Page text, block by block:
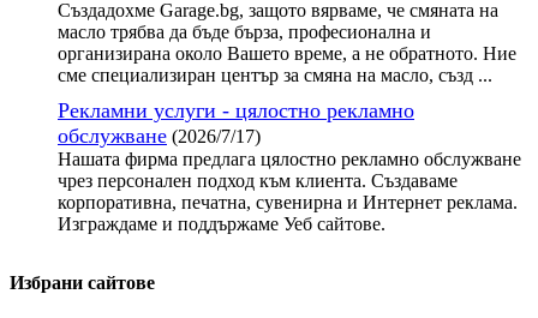
Създадохме Garage.bg, защото вярваме, че смяната на
масло трябва да бъде бърза, професионална и
организирана около Вашето време, а не обратното. Ние
сме специализиран център за смяна на масло, създ ...
Рекламни услуги - цялостно рекламно
обслужване (2026/7/17)
Нашата фирма предлага цялостно рекламно обслужване
чрез персонален подход към клиента. Създаваме
корпоративна, печатна, сувенирна и Интернет реклама.
Изграждаме и поддържаме Уеб сайтове.
Избрани сайтове